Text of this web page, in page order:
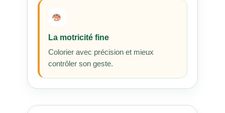
La motricité fine
Colorier avec précision et mieux
contrôler son geste.